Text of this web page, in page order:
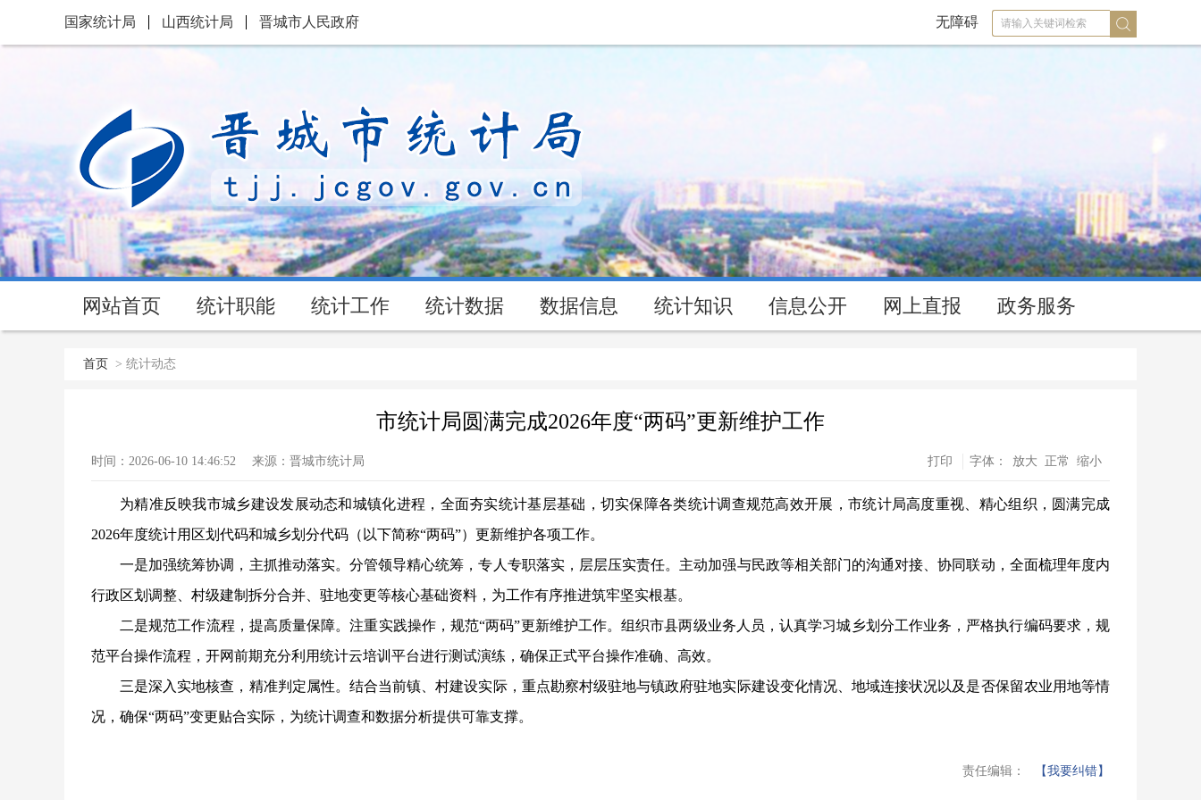
国家统计局 山西统计局 晋城市人民政府 无障碍
网站首页 统计职能 统计工作 统计数据 数据信息 统计知识 信息公开 网上直报 政务服务
首页 > 统计动态
市统计局圆满完成2026年度“两码”更新维护工作
时间： 2026-06-10 14:46:52 来源： 晋城市统计局 打印 字体： 放大 正常 缩小
为精准反映我市城乡建设发展动态和城镇化进程，全面夯实统计基层基础，切实保障各类统计调查规范高效开展，市统计局高度重视、精心组织，圆满完成
2026年度统计用区划代码和城乡划分代码（以下简称“两码”）更新维护各项工作。
一是加强统筹协调，主抓推动落实。分管领导精心统筹，专人专职落实，层层压实责任。主动加强与民政等相关部门的沟通对接、协同联动，全面梳理年度内
行政区划调整、村级建制拆分合并、驻地变更等核心基础资料，为工作有序推进筑牢坚实根基。
二是规范工作流程，提高质量保障。注重实践操作，规范“两码”更新维护工作。组织市县两级业务人员，认真学习城乡划分工作业务，严格执行编码要求，规
范平台操作流程，开网前期充分利用统计云培训平台进行测试演练，确保正式平台操作准确、高效。
三是深入实地核查，精准判定属性。结合当前镇、村建设实际，重点勘察村级驻地与镇政府驻地实际建设变化情况、地域连接状况以及是否保留农业用地等情
况，确保“两码”变更贴合实际，为统计调查和数据分析提供可靠支撑。
责任编辑： 【我要纠错】